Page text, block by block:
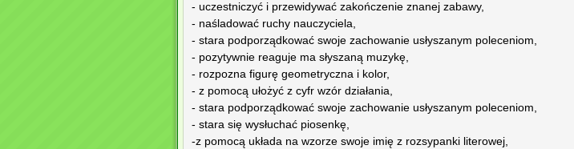
- uczestniczyć i przewidywać zakończenie znanej zabawy,
- naśladować ruchy nauczyciela,
- stara podporządkować swoje zachowanie usłyszanym poleceniom,
- pozytywnie reaguje ma słyszaną muzykę,
- rozpozna figurę geometryczna i kolor,
- z pomocą ułożyć z cyfr wzór działania,
- stara podporządkować swoje zachowanie usłyszanym poleceniom,
- stara się wysłuchać piosenkę,
-z pomocą układa na wzorze swoje imię z rozsypanki literowej,